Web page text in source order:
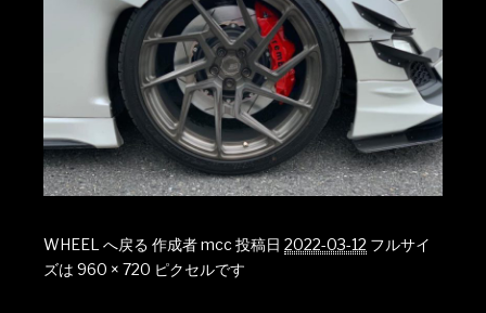
WHEEL へ戻る 作成者mcc投稿日 2022-03-12 フルサイ
ズは 960 × 720 ピクセルです